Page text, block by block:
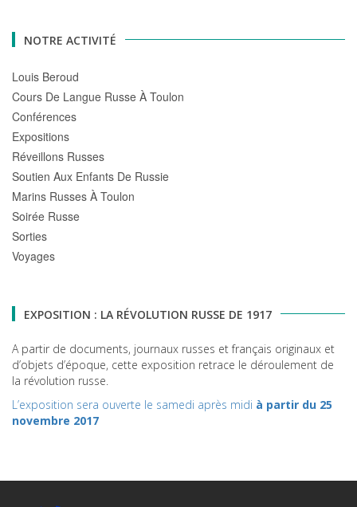
NOTRE ACTIVITÉ
Louis Beroud
Cours De Langue Russe À Toulon
Conférences
Expositions
Réveillons Russes
Soutien Aux Enfants De Russie
Marins Russes À Toulon
Soirée Russe
Sorties
Voyages
EXPOSITION : LA RÉVOLUTION RUSSE DE 1917
A partir de documents, journaux russes et français originaux et
d’objets d’époque, cette exposition retrace le déroulement de
la révolution russe.
L’exposition sera ouverte le samedi après midi à partir du 25
novembre 2017